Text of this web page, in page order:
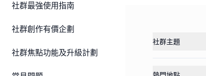
社群最強使用指南
社群創作有價企劃
社群焦點功能及升級計劃
社群主題